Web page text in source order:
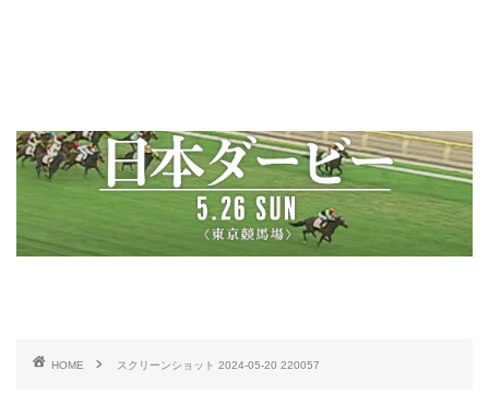
HOME スクリーンショット 2024-05-20 220057